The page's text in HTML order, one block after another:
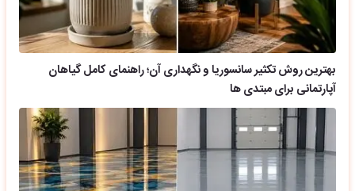
بهترین روش تکثیر سانسوریا و نگهداری آن؛ راهنمای کامل گیاهان
آپارتمانی برای مبتدی ها